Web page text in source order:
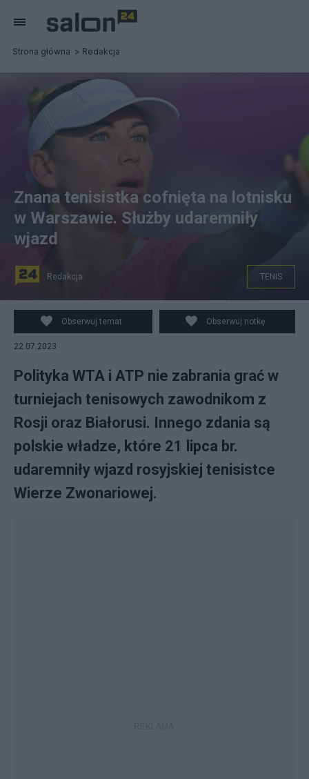
Strona główna Redakcja
(Wiera Zwonariowa. Fot. Screen z Twittera)
Znana tenisistka cofnięta na lotnisku
w Warszawie. Służby udaremniły
wjazd
Redakcja TENIS
Obserwuj temat Obserwuj notkę
22.07.2023
Polityka WTA i ATP nie zabrania grać w
turniejach tenisowych zawodnikom z
Rosji oraz Białorusi. Innego zdania są
polskie władze, które 21 lipca br.
udaremniły wjazd rosyjskiej tenisistce
Wierze Zwonariowej.